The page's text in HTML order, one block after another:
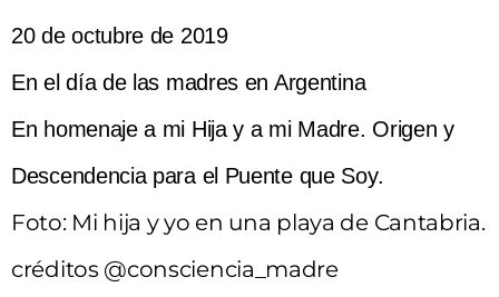
20 de octubre de 2019
En el día de las madres en Argentina
En homenaje a mi Hija y a mi Madre. Origen y
Descendencia para el Puente que Soy.
Foto: Mi hija y yo en una playa de Cantabria.
créditos @consciencia_madre